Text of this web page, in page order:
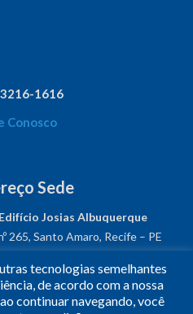
1616
Conosco
Sede
Josias Albuquerque
265, Santo Amaro, Recife – PE
0001-61
tecnologias semelhantes
de acordo com a nossa
continuar navegando, você